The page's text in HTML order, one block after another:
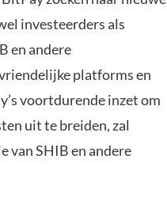
investeerders als
en andere
platforms en
voortdurende inzet om
uit te breiden, zal
van SHIB en andere